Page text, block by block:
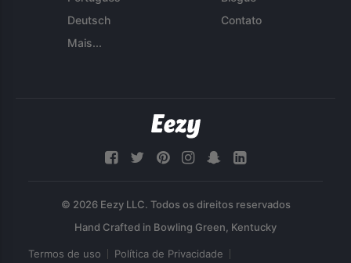
Deutsch
Mais...
Contato
© 2026 Eezy LLC. Todos os direitos reservados
Termos de uso Política de Privacidade